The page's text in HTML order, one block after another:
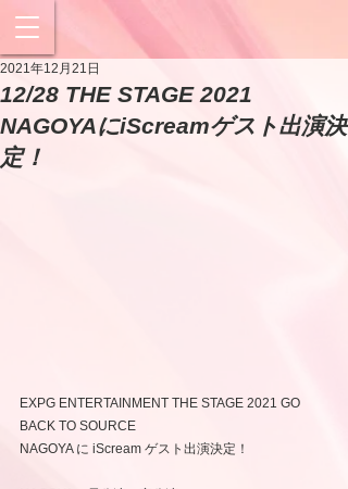
12/28 THE STAGE 2021
NAGOYAにiScreamゲスト出演決
定！
2021年12月21日
EXPG ENTERTAINMENT THE STAGE 2021 GO
BACK TO SOURCE
NAGOYA に iScream ゲスト出演決定！